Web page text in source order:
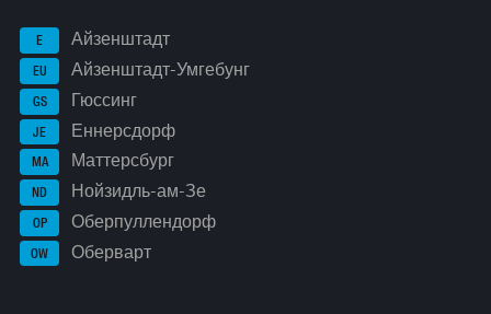
E Айзенштадт
EU Айзенштадт-Умгебунг
GS Гюссинг
JE Еннерсдорф
MA Маттерсбург
ND Нойзидль-ам-Зе
OP Оберпуллендорф
OW Оберварт